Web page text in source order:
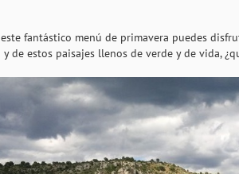
fantástico menú de primavera puedes
de estos paisajes llenos de verde y de vida,